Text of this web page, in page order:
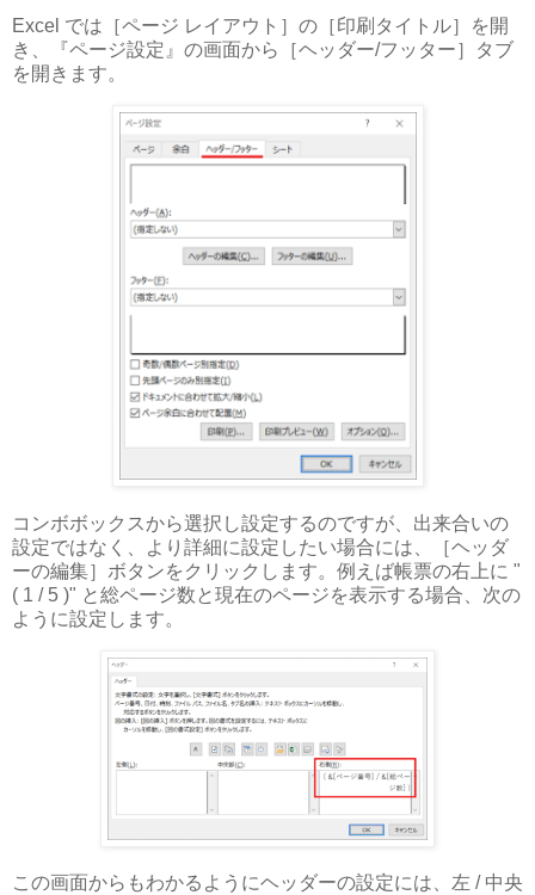
Excel では［ページ レイアウト］の［印刷タイトル］を開
き、『ページ設定』の画面から［ヘッダー/フッター］タブ
を開きます。
コンボボックスから選択し設定するのですが、出来合いの
設定ではなく、より詳細に設定したい場合には、［ヘッダ
ーの編集］ボタンをクリックします。例えば帳票の右上に "
( 1 / 5 )" と総ページ数と現在のページを表示する場合、次の
ように設定します。
この画面からもわかるようにヘッダーの設定には、左 / 中央